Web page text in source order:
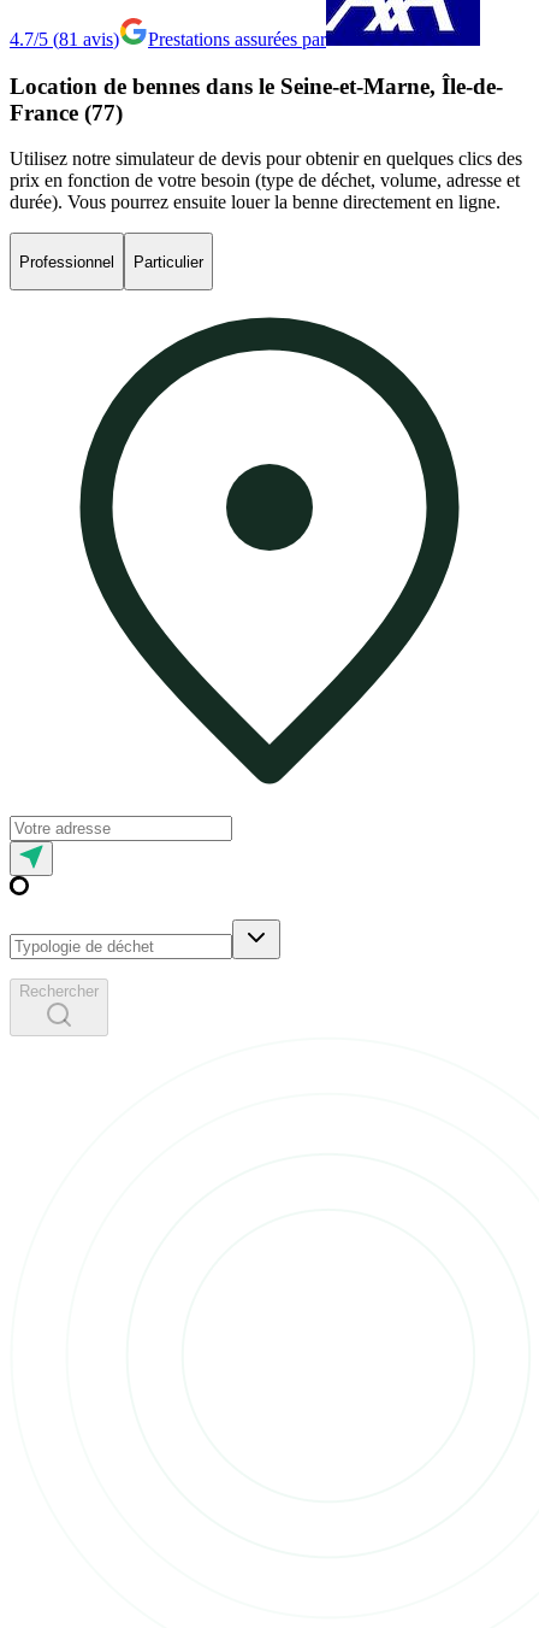
4.7/5 (81 avis) Prestations assurées par
Location de bennes dans le Seine-et-Marne, Île-de-
France (77)
Utilisez notre simulateur de devis pour obtenir en quelques clics des
prix en fonction de votre besoin (type de déchet, volume, adresse et
durée). Vous pourrez ensuite louer la benne directement en ligne.
Professionnel Particulier
Rechercher